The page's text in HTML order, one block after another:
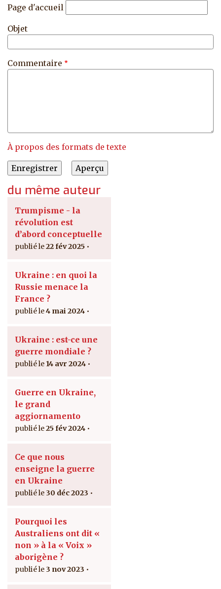
Page d'accueil
Objet
Commentaire
À propos des formats de texte
du même auteur
Trumpisme - la
révolution est
d’abord conceptuelle
22 fév 2025
Ukraine : en quoi la
Russie menace la
France ?
4 mai 2024
Ukraine : est-ce une
guerre mondiale ?
14 avr 2024
Guerre en Ukraine,
le grand
aggiornamento
25 fév 2024
Ce que nous
enseigne la guerre
en Ukraine
30 déc 2023
Pourquoi les
Australiens ont dit «
non » à la « Voix »
aborigène ?
3 nov 2023